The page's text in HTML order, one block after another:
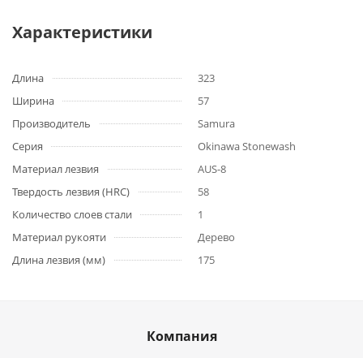
Характеристики
Длина
323
Ширина
57
Производитель
Samura
Серия
Okinawa Stonewash
Материал лезвия
AUS-8
Твердость лезвия (HRC)
58
Количество слоев стали
1
Материал рукояти
Дерево
Длина лезвия (мм)
175
Компания